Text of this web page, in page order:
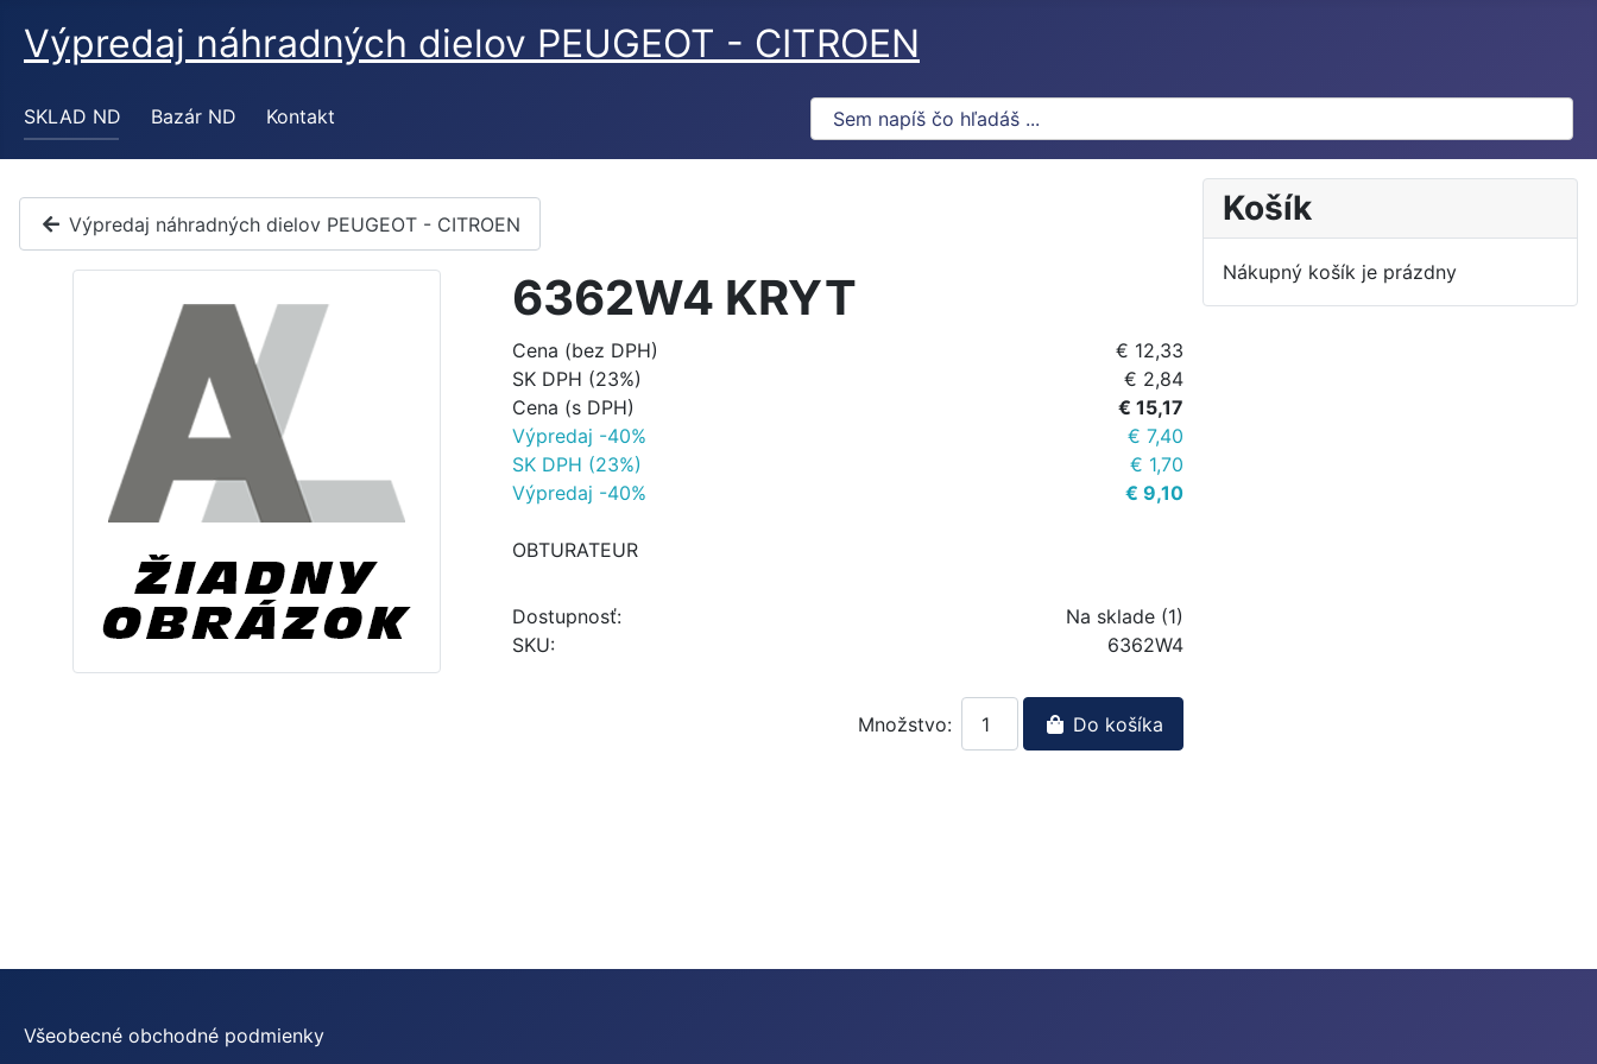
Výpredaj náhradných dielov PEUGEOT - CITROEN
SKLAD ND Bazár ND Kontakt
Výpredaj náhradných dielov PEUGEOT - CITROEN
6362W4 KRYT
Cena (bez DPH)
€ 12,33
SK DPH (23%)
€ 2,84
Cena (s DPH)
€ 15,17
Výpredaj -40%
€ 7,40
SK DPH (23%)
€ 1,70
Výpredaj -40%
€ 9,10
OBTURATEUR
Dostupnosť:
Na sklade (1)
SKU:
6362W4
Množstvo: Do košíka
Košík
Nákupný košík je prázdny
Všeobecné obchodné podmienky